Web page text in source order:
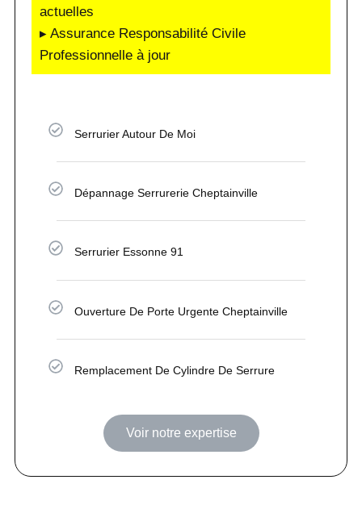
actuelles
▸ Assurance Responsabilité Civile
Professionnelle à jour
Serrurier Autour De Moi
Dépannage Serrurerie Cheptainville
Serrurier Essonne 91
Ouverture De Porte Urgente Cheptainville
Remplacement De Cylindre De Serrure
Voir notre expertise